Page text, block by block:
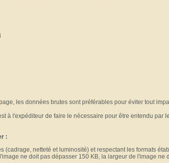
les données brutes sont préférables pour éviter tout
à l'expéditeur de faire le nécessaire pour être entendu par
:
(cadrage, netteté et luminosité) et respectant les formats
ne doit pas dépasser 150 KB, la largeur de l'image